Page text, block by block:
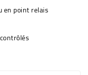
en point relais